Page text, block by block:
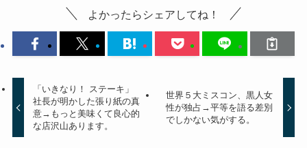
よかったらシェアしてね！
「いきなり！ ステーキ」
社長が明かした張り紙の真
意→もっと美味くて良心的
な店沢山あります。
世界５大ミスコン、黒人女
性が独占→平等を語る差別
でしかない気がする。